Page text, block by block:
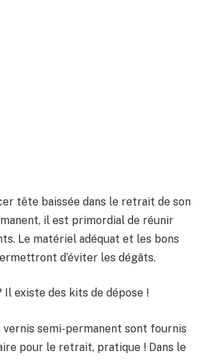
tête baissée dans le retrait de son
il est primordial de réunir
Le matériel adéquat et les bons
d’éviter les dégâts.
Il existe des kits de dépose !
semi-permanent sont fournis
pour le retrait, pratique ! Dans le